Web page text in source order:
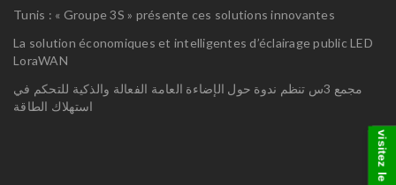
Tunis : « Groupe 3S » présente ces solutions innovantes
La solution économiques et intelligentes d’éclairage public LED
LoraWAN
مجمع 3س تنظم ندوة حول الإضاءة العامة الفعالة والذكية للتحكم في
استهلاك الطاقة